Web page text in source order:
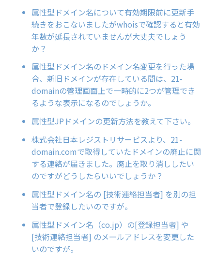
属性型ドメイン名について有効期限前に更新手
続きをおこないましたがwhoisで確認すると有効
年数が延長されていませんが大丈夫でしょう
か？
属性型ドメイン名のドメイン名変更を行った場
合、新旧ドメインが存在している間は、21-
domainの管理画面上で一時的に2つが管理でき
るような表示になるのでしょうか。
属性型JPドメインの更新方法を教えて下さい。
株式会社日本レジストリサービスより、21-
domain.comで取得していたドメインの廃止に関
する連絡が届きました。廃止を取り消ししたい
のですがどうしたらいいでしょうか？
属性型ドメイン名の [技術連絡担当者] を別の担
当者で登録したいのですが。
属性型ドメイン名（co.jp）の[登録担当者] や
[技術連絡担当者] のメールアドレスを変更した
いのですが。